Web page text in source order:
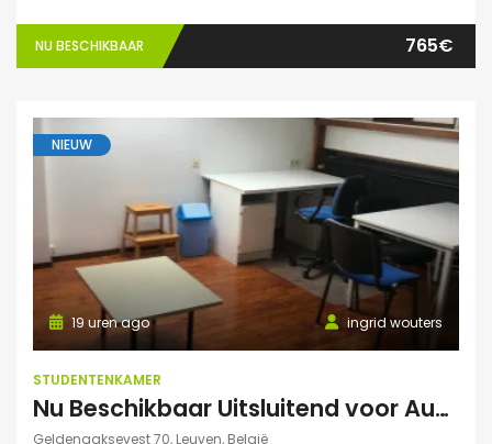
NU BESCHIKBAAR 765€
NIEUW
ingrid wouters
19 uren ago
STUDENTENKAMER
Nu Beschikbaar Uitsluitend voor Augustus 2026 in Leuven Studio
Geldenaaksevest 70, Leuven, België